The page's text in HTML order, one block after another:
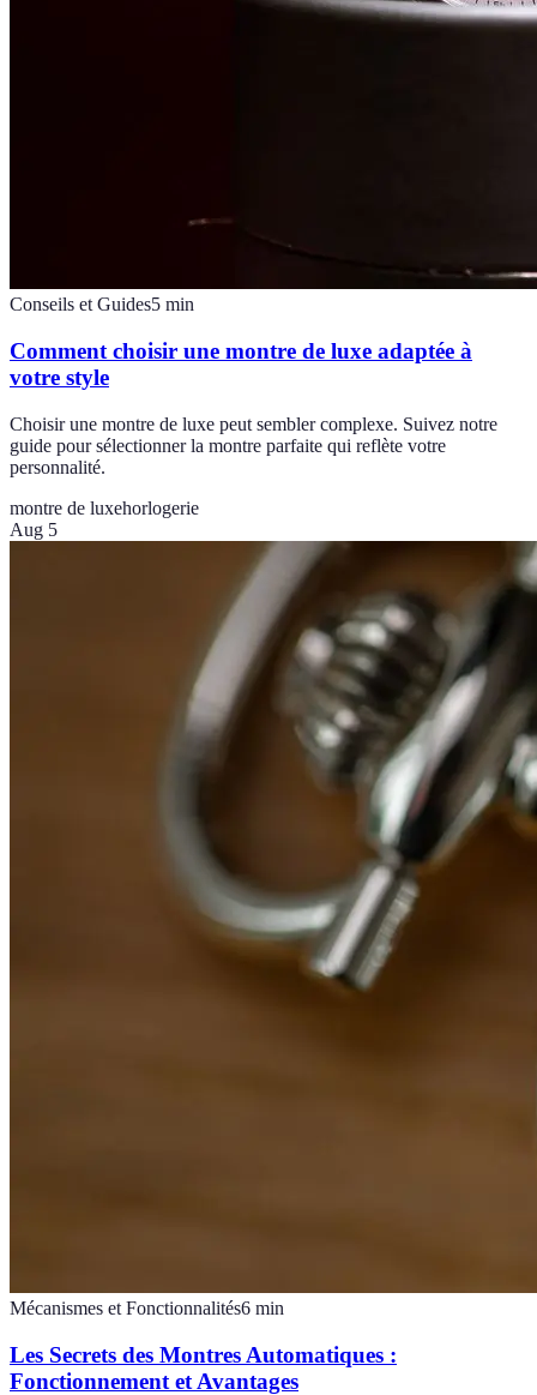
Conseils et Guides5 min
Comment choisir une montre de luxe adaptée à
votre style
Choisir une montre de luxe peut sembler complexe. Suivez notre
guide pour sélectionner la montre parfaite qui reflète votre
personnalité.
montre de luxehorlogerie
Aug 5
Mécanismes et Fonctionnalités6 min
Les Secrets des Montres Automatiques :
Fonctionnement et Avantages